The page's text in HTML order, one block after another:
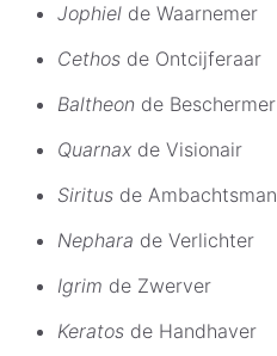
Jophiel de Waarnemer
Cethos de Ontcijferaar
Baltheon de Beschermer
Quarnax de Visionair
Siritus de Ambachtsman
Nephara de Verlichter
Igrim de Zwerver
Keratos de Handhaver